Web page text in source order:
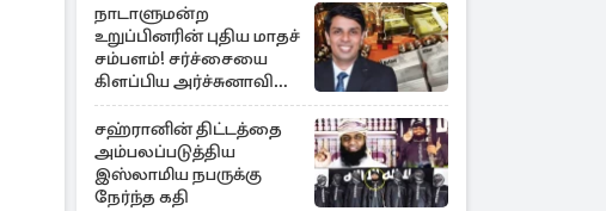
நாடாளுமன்ற
உறுப்பினரின் புதிய மாதச்
சம்பளம்! சர்ச்சையை
கிளப்பிய அர்ச்சுனாவின்
அறிக்கை
சஹ்ரானின் திட்டத்தை
அம்பலப்படுத்திய
இஸ்லாமிய நபருக்கு
நேர்ந்த கதி